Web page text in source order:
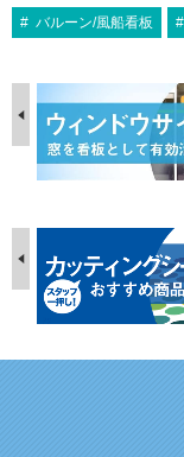
バルーン/風船看板